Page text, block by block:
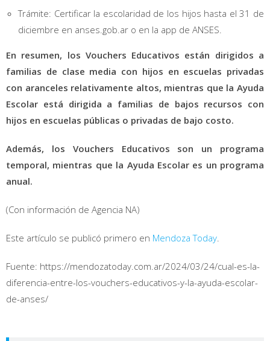
Trámite: Certificar la escolaridad de los hijos hasta el 31 de
diciembre en anses.gob.ar o en la app de ANSES.
En resumen, los Vouchers Educativos están dirigidos a
familias de clase media con hijos en escuelas privadas
con aranceles relativamente altos, mientras que la Ayuda
Escolar está dirigida a familias de bajos recursos con
hijos en escuelas públicas o privadas de bajo costo.
Además, los Vouchers Educativos son un programa
temporal, mientras que la Ayuda Escolar es un programa
anual.
(Con información de Agencia NA)
Este artículo se publicó primero en Mendoza Today
Fuente: https://mendozatoday.com.ar/2024/03/24/cual-es-la-
diferencia-entre-los-vouchers-educativos-y-la-ayuda-escolar-
de-anses/